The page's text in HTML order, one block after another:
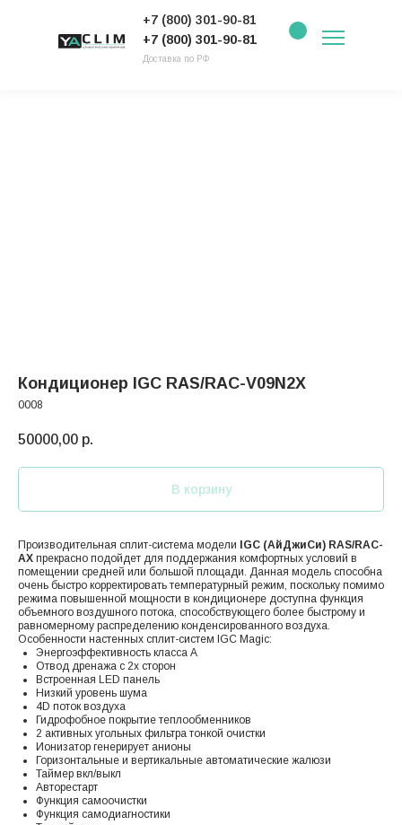
Доставка по РФ
+7 (800) 301-90-81
+7 (800) 301-90-81
Кондиционер IGC RAS/RAC-V09N2X
0008
50000,00 р.
В корзину
Производительная сплит-система модели
IGC (АйДжиСи) RAS/RAC-
AX прекрасно подойдет для поддержания комфортных условий в
помещении средней или большой площади. Данная модель способна
очень быстро корректировать температурный режим, поскольку помимо
режима повышенной мощности в кондиционере доступна функция
объемного воздушного потока, способствующего более быстрому и
равномерному распределению конденсированного воздуха.
Особенности настенных сплит-систем IGC Magic:
Энергоэффективность класса А
Отвод дренажа с 2х сторон
Встроенная LED панель
Низкий уровень шума
4D поток воздуха
Гидрофобное покрытие теплообменников
2 активных угольных фильтра тонкой очистки
Ионизатор генерирует анионы
Горизонтальные и вертикальные автоматические жалюзи
Таймер вкл/выкл
Авторестарт
Функция самоочистки
Функция самодиагностики